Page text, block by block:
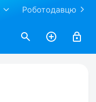
Роботодавцю